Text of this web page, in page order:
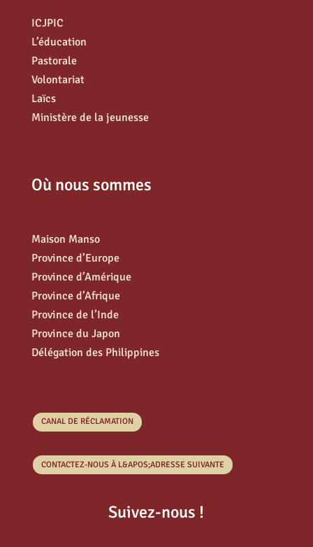
ICJPIC
L’éducation
Pastorale
Volontariat
Laïcs
Ministère de la jeunesse
Où nous sommes
Maison Manso
Province d’Europe
Province d’Amérique
Province d’Afrique
Province de l’Inde
Province du Japon
Délégation des Philippines
CANAL DE RÉCLAMATION
CONTACTEZ-NOUS À L&APOS;ADRESSE SUIVANTE
Suivez-nous !